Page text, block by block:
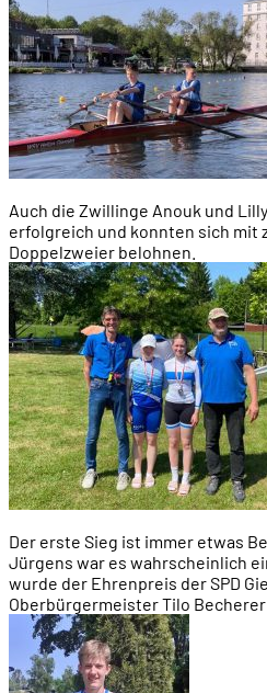
Auch die Zwillinge Anouk und
erfolgreich und konnten sich mit
Doppelzweier belohnen.
Der erste Sieg ist immer etwas
Jürgens war es wahrscheinlich
wurde der Ehrenpreis der SPD
Oberbürgermeister Tilo Becherer